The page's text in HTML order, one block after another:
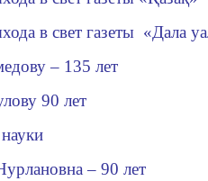
в свет газеты «Дала
– 135 лет
у90 лет
– 90 лет